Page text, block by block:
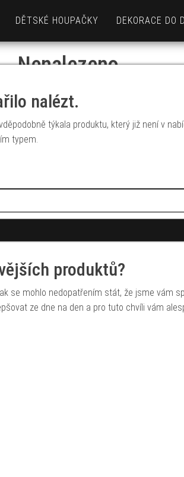
DĚTSKÉ HOUPAČKY DEKORACE DO
Nenalezeno
nalézt.
týkala produktu, který již není v
typem.
produktů?
se mohlo nedopatřením stát, že jsme vám
ze dne na den a pro tuto chvíli vám